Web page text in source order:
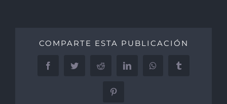
COMPARTE ESTA PUBLICACIÓN
FacebookTwitter Reddit LinkedInWhatsAppTumblr
Pinterest